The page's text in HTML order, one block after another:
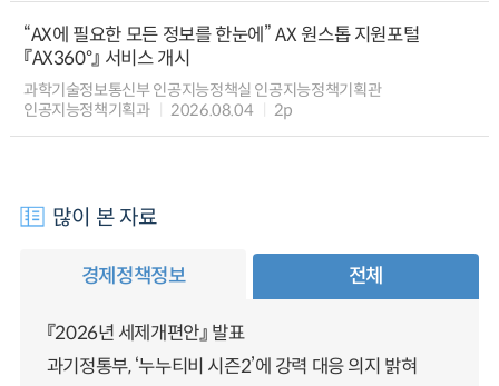
“AX에 필요한 모든 정보를 한눈에” AX 원스톱 지원포털
『AX360°』 서비스 개시
과학기술정보통신부 인공지능정책실 인공지능정책기획관
인공지능정책기획과
2026.08.04 2p
많이 본 자료
경제정책정보 전체
『2026년 세제개편안』 발표
과기정통부, ‘누누티비 시즌2’에 강력 대응 의지 밝혀